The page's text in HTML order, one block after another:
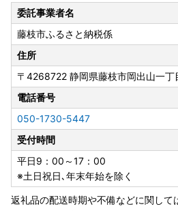
いましたら、備考欄にご入力いた
でご連絡ください。ただし、お届
つきましては対応いたしかねますの
さい。
▼お届け後
返礼品のお受け取り後はすぐに中身
き、万が一不具合等がございまし
いますがお問い合わせ先までご連
申し上げます。なお、お受け取りか
のご連絡につきましては対応いたし
のであらかじめご了承ください。
■返礼品と関係書類の発送につい
委託事業者名
藤枝市ふるさと納税係
住所
〒4268722 静岡県藤枝市岡出山一丁
電話番号
050-1730-5447
受付時間
平日9：00～17：00
※土日祝日､年末年始を除く
返礼品の配送時期や不備などに関して